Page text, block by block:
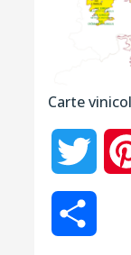
Carte